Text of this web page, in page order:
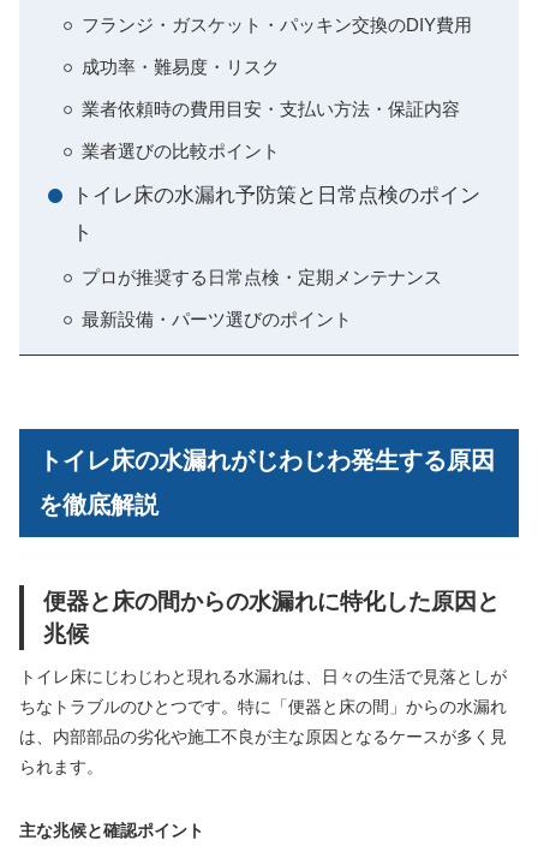
フランジ・ガスケット・パッキン交換のDIY費用
成功率・難易度・リスク
業者依頼時の費用目安・支払い方法・保証内容
業者選びの比較ポイント
トイレ床の水漏れ予防策と日常点検のポイン
ト
プロが推奨する日常点検・定期メンテナンス
最新設備・パーツ選びのポイント
トイレ床の水漏れがじわじわ発生する原因
を徹底解説
便器と床の間からの水漏れに特化した原因と
兆候
トイレ床にじわじわと現れる水漏れは、日々の生活で見落としが
ちなトラブルのひとつです。特に「便器と床の間」からの水漏れ
は、内部部品の劣化や施工不良が主な原因となるケースが多く見
られます。
主な兆候と確認ポイント